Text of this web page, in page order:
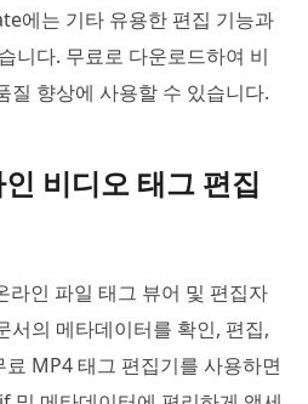
에는 기타 유용한 편집 기능과
니다. 무료로 다운로드하여 비
질 향상에 사용할 수 있습니다.
비디오 태그 편집
라인 파일 태그 뷰어 및 편집자
서의 메타데이터를 확인, 편집,
MP4 태그 편집기를 사용하면